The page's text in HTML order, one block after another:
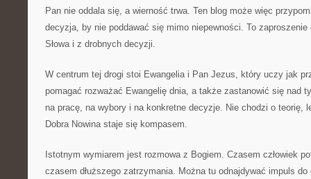
Pan nie oddala się, a wierność trwa. Ten blog może więc
decyzja, by nie poddawać się mimo niepewności. To
Słowa i z drobnych decyzji.
W centrum tej drogi stoi Ewangelia i Pan Jezus, który uczy jak
pomagać rozważać Ewangelię dnia, a także zastanowić się nad
na pracę, na wybory i na konkretne decyzje. Nie chodzi o teorię,
Dobra Nowina staje się kompasem.
Istotnym wymiarem jest rozmowa z Bogiem. Czasem człowiek
czasem dłuższego zatrzymania. Można tu odnajdywać impuls